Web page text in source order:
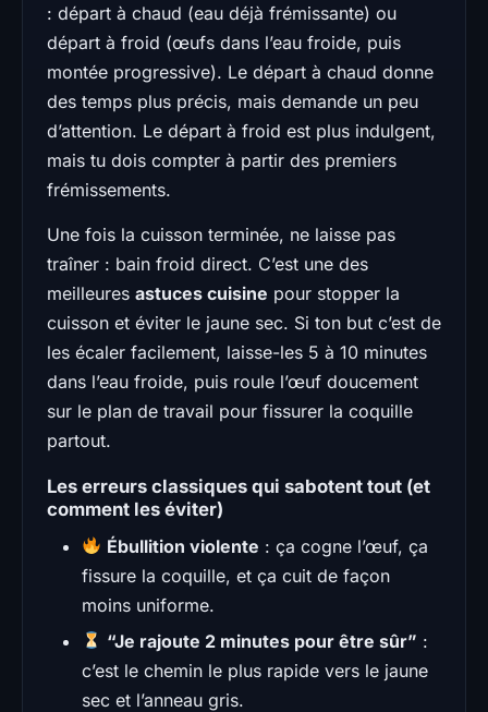
: départ à chaud (eau déjà frémissante) ou
départ à froid (œufs dans l’eau froide, puis
montée progressive). Le départ à chaud donne
des temps plus précis, mais demande un peu
d’attention. Le départ à froid est plus indulgent,
mais tu dois compter à partir des premiers
frémissements.
Une fois la cuisson terminée, ne laisse pas
traîner : bain froid direct. C’est une des
meilleures astuces cuisine pour stopper la
cuisson et éviter le jaune sec. Si ton but c’est de
les écaler facilement, laisse-les 5 à 10 minutes
dans l’eau froide, puis roule l’œuf doucement
sur le plan de travail pour fissurer la coquille
partout.
Les erreurs classiques qui sabotent tout (et
comment les éviter)
Ébullition violente : ça cogne l’œuf, ça
fissure la coquille, et ça cuit de façon
moins uniforme.
“Je rajoute 2 minutes pour être sûr” :
c’est le chemin le plus rapide vers le jaune
sec et l’anneau gris.